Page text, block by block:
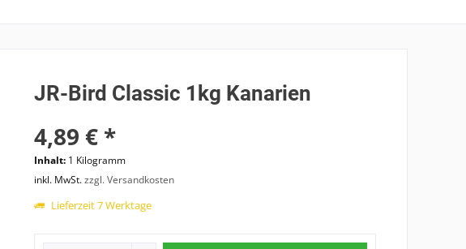
JR-Bird Classic 1kg Kanarien
4,89 € *
Inhalt: 1 Kilogramm
inkl. MwSt.zzgl. Versandkosten
Lieferzeit 7 Werktage